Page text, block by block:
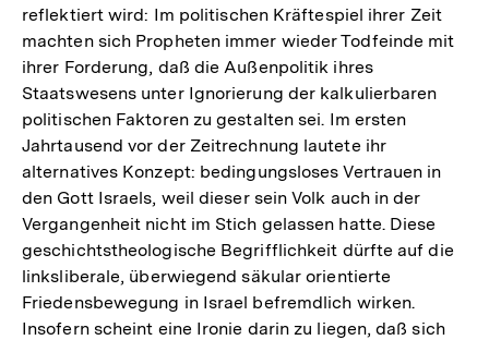
reflektiert wird: Im politischen Kräftespiel ihrer Zeit
machten sich Propheten immer wieder Todfeinde mit
ihrer Forderung, daß die Außenpolitik ihres
Staatswesens unter Ignorierung der kalkulierbaren
politischen Faktoren zu gestalten sei. Im ersten
Jahrtausend vor der Zeitrechnung lautete ihr
alternatives Konzept: bedingungsloses Vertrauen in
den Gott Israels, weil dieser sein Volk auch in der
Vergangenheit nicht im Stich gelassen hatte. Diese
geschichtstheologische Begrifflichkeit dürfte auf die
linksliberale, überwiegend säkular orientierte
Friedensbewegung in Israel befremdlich wirken.
Insofern scheint eine Ironie darin zu liegen, daß sich